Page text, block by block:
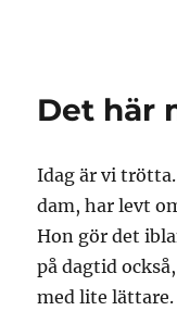
Det här
Idag är vi
dam, har levt
Hon gör det
på dagtid
med lite lättare.